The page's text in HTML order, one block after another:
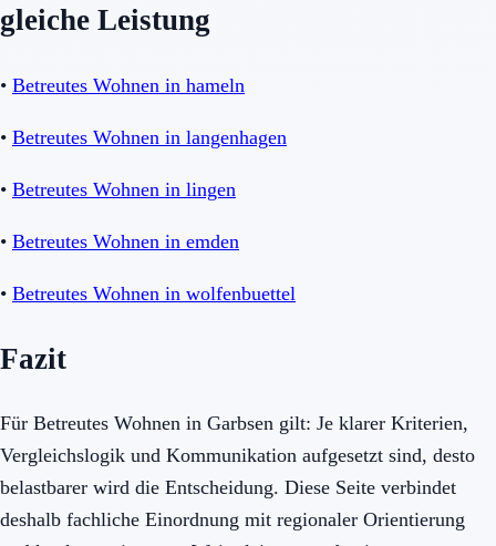
gleiche Leistung
• Betreutes Wohnen in hameln
• Betreutes Wohnen in langenhagen
• Betreutes Wohnen in lingen
• Betreutes Wohnen in emden
• Betreutes Wohnen in wolfenbuettel
Fazit
Für Betreutes Wohnen in Garbsen gilt: Je klarer Kriterien,
Vergleichslogik und Kommunikation aufgesetzt sind, desto
belastbarer wird die Entscheidung. Diese Seite verbindet
deshalb fachliche Einordnung mit regionaler Orientierung